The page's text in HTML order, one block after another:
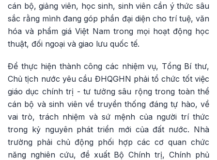
cán bộ, giảng viên, học sinh, sinh viên cần ý thức sâu
sắc rằng mình đang góp phần đại diện cho trí tuệ, văn
hóa và phẩm giá Việt Nam trong mọi hoạt động học
thuật, đối ngoại và giao lưu quốc tế.
Để thực hiện thành công các nhiệm vụ, Tổng Bí thư,
Chủ tịch nước yêu cầu ĐHQGHN phải tổ chức tốt việc
giáo dục chính trị - tư tưởng sâu rộng trong toàn thể
cán bộ và sinh viên về truyền thống đáng tự hào, về
vai trò, trách nhiệm và sứ mệnh của người trí thức
trong kỷ nguyên phát triển mới của đất nước. Nhà
trường phải chủ động phối hợp các cơ quan chức
năng nghiên cứu, đề xuất Bộ Chính trị, Chính phủ